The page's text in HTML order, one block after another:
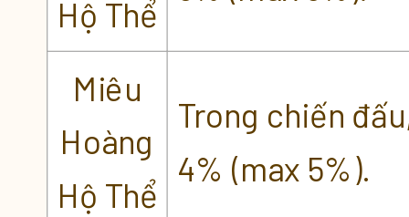
Hộ Thể
Miêu
Hoàng
Hộ Thể
Trong chiến
4% (max 5%).